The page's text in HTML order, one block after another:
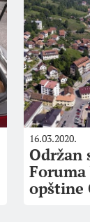
16.03.2020.
Održan
opštine